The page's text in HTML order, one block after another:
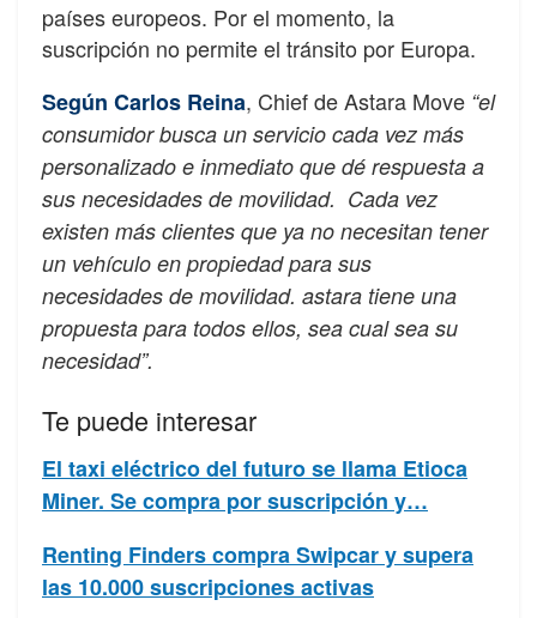
países europeos. Por el momento, la
suscripción no permite el tránsito por Europa.
Según Carlos Reina, Chief de Astara Move “el
consumidor busca un servicio cada vez más
personalizado e inmediato que dé respuesta a
sus necesidades de movilidad. Cada vez
existen más clientes que ya no necesitan tener
un vehículo en propiedad para sus
necesidades de movilidad. astara tiene una
propuesta para todos ellos, sea cual sea su
necesidad”.
Te puede interesar
El taxi eléctrico del futuro se llama Etioca
Miner. Se compra por suscripción y…
Renting Finders compra Swipcar y supera
las 10.000 suscripciones activas